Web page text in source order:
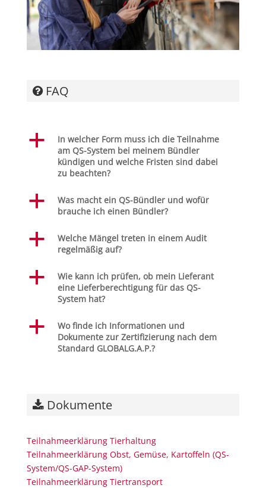
FAQ
a
In welcher Form muss ich die Teilnahme
am QS-System bei meinem Bündler
kündigen und welche Fristen sind dabei
zu beachten?
a
Was macht ein QS-Bündler und wofür
brauche ich einen Bündler?
a
Welche Mängel treten in einem Audit
regelmäßig auf?
a
Wie kann ich prüfen, ob mein Lieferant
eine Lieferberechtigung für das QS-
System hat?
a
Wo finde ich Informationen und
Dokumente zur Zertifizierung nach dem
Standard GLOBALG.A.P.?
Dokumente
Teilnahmeerklärung Tierhaltung
Teilnahmeerklärung Obst, Gemüse, Kartoffeln (QS-
System/QS-GAP-System)
Teilnahmeerklärung Tiertransport